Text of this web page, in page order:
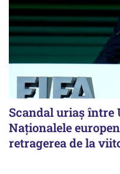
Scandal uriaş între
Naţionalele
retragerea de la